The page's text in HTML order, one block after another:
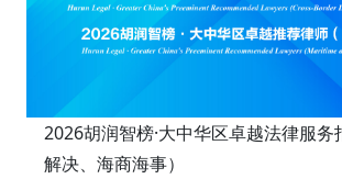
2026胡润智榜·大中华区卓越法律服务
解决、海商海事）